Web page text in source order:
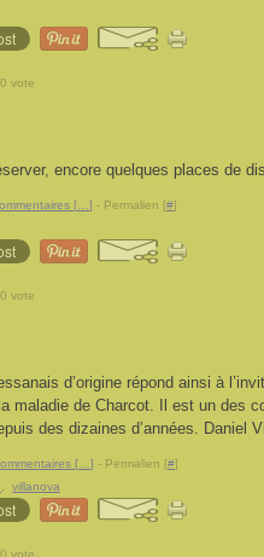
0 vote
encore quelques places de
[ ] - Permalien [#]
0 vote
d’origine répond ainsi à
maladie de Charcot. Il est un des
des dizaines d’années. Daniel
[ ] - Permalien [#]
villanova
0 vote